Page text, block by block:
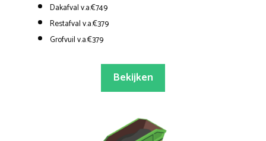
Dakafval v.a.€749
Restafval v.a.€379
Grofvuil v.a.€379
Bekijken